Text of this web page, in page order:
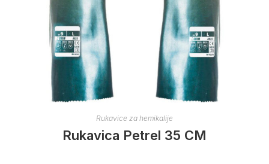
Rukavice za hemikalije
Rukavica Petrel 35 CM